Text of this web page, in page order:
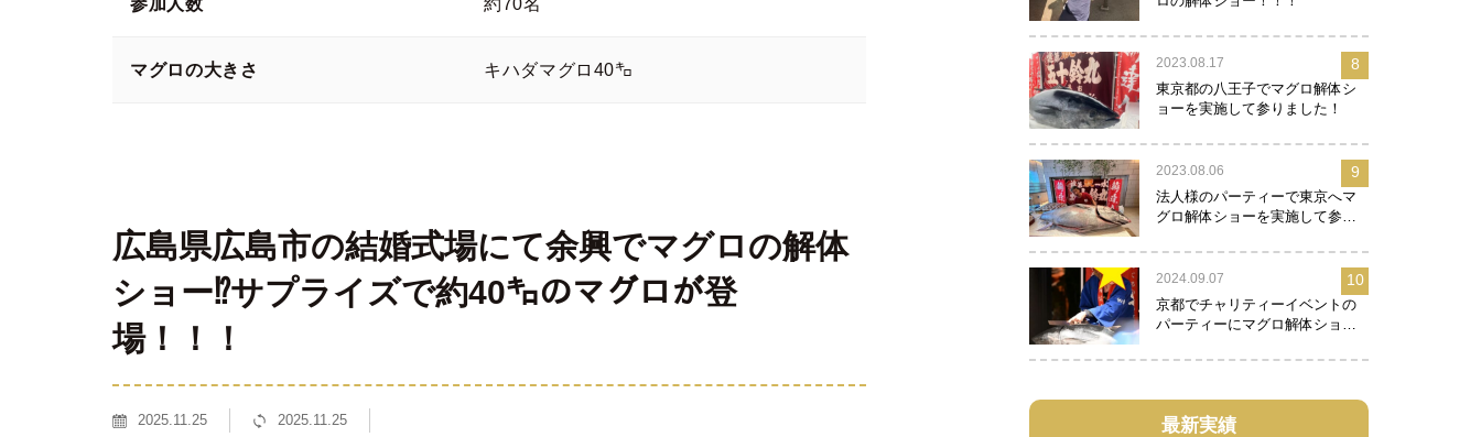
参加人数 約70名
マグロの大きさ キハダマグロ40㌔
広島県広島市の結婚式場にて余興でマグロの解体
ショー⁉サプライズで約40㌔のマグロが登
場！！！
2025.11.25 2025.11.25
2023.08.17
東京都の八王子でマグロ解体シ
ョーを実施して参りました！
8
2023.08.06
法人様のパーティーで東京へマ
グロ解体ショーを実施して参り
9
2024.09.07
京都でチャリティーイベントの
パーティーにマグロ解体ショー
10
最新実績